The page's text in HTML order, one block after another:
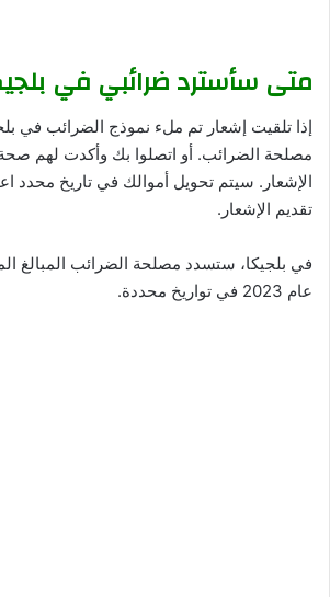
متى سأسترد ضرائبي في
إذا تلقيت إشعار تم ملء نموذج الضرائب في
مصلحة الضرائب. أو اتصلوا بك وأكدت لهم
الإشعار. سيتم تحويل أموالك في تاريخ محدد
تقديم الإشعار.
في بلجيكا، ستسدد مصلحة الضرائب المبالغ
عام 2023 في تواريخ محددة.